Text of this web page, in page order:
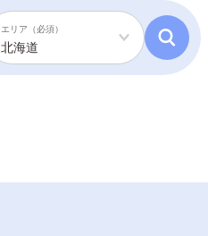
エリア（必須）
北海道